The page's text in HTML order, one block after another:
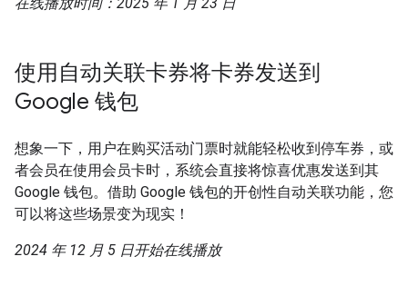
使用自动关联卡券将卡券发送到
Google 钱包
想象一下，用户在购买活动门票时就能轻松收到停车券，或
者会员在使用会员卡时，系统会直接将惊喜优惠发送到其
Google 钱包。借助 Google 钱包的开创性自动关联功能，您
可以将这些场景变为现实！
2024 年 12 月 5 日开始在线播放